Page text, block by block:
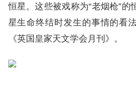
恒星。这些被戏称为“老烟枪”的
星生命终结时发生的事情的看
《英国皇家天文学会月刊》。